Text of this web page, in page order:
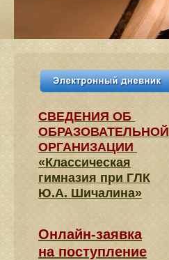
СВЕДЕНИЯ​ ОБ
ОБРАЗОВАТЕЛЬНОЙ
ОРГАНИЗАЦИИ
«Классическая
гимназия при ГЛК
Ю.А. Шичалина»
Онлайн-заявка
на поступление